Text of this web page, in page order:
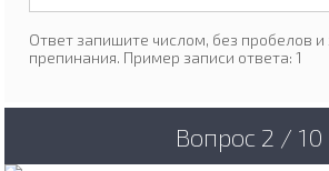
Ответ запишите числом, без пробелов и
препинания. Пример записи ответа: 1
Вопрос 2 / 10